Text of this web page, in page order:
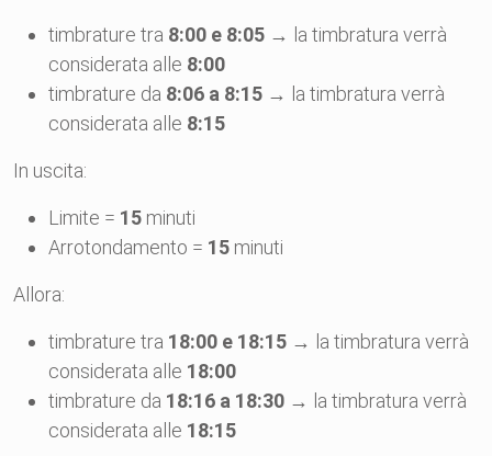
timbrature tra 8:00 e 8:05 → la timbratura verrà
considerata alle 8:00
timbrature da 8:06 a 8:15 → la timbratura verrà
considerata alle 8:15
In uscita:
Limite = 15 minuti
Arrotondamento = 15 minuti
Allora:
timbrature tra 18:00 e 18:15 → la timbratura verrà
considerata alle 18:00
timbrature da 18:16 a 18:30 → la timbratura verrà
considerata alle 18:15